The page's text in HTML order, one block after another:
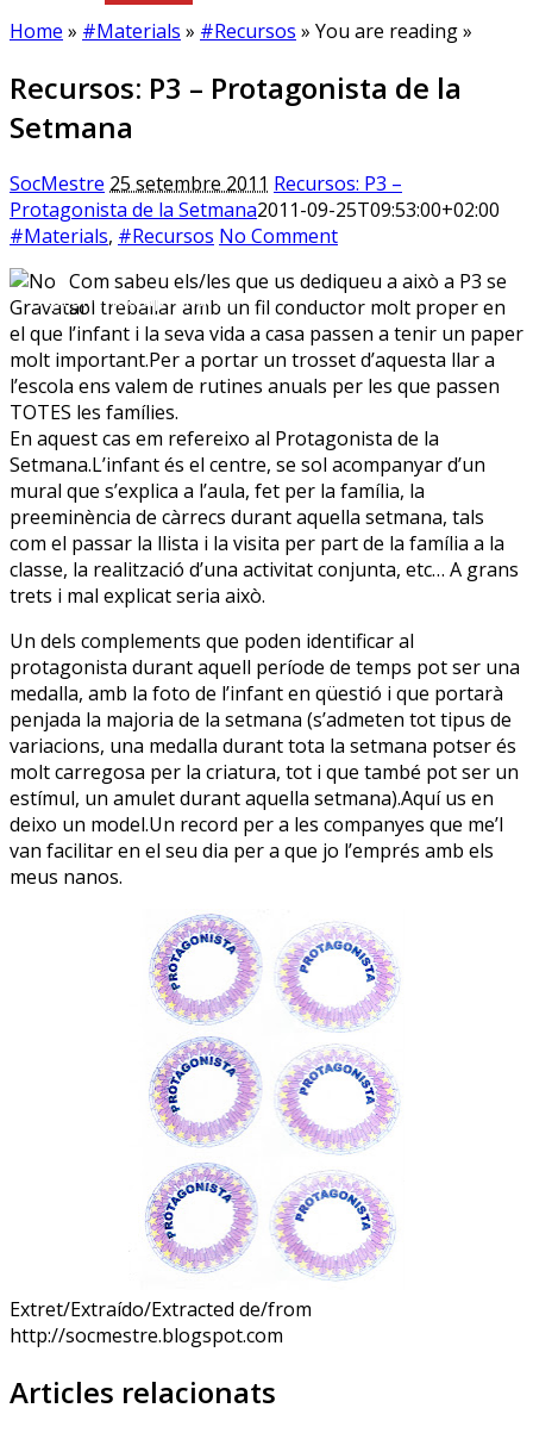
Sóc.Mestre
Aprenent a aprendre…
Home » #Materials » #Recursos » You are reading »
Recursos: P3 – Protagonista de la
Setmana
SocMestre 25 setembre 2011 Recursos: P3 –
Protagonista de la Setmana2011-09-25T09:53:00+02:00
#Materials, #Recursos No Comment
Com sabeu els/les que us dediqueu a això a P3 se
sol treballar amb un fil conductor molt proper en
el que l’infant i la seva vida a casa passen a tenir un paper
molt important.Per a portar un trosset d’aquesta llar a
l’escola ens valem de rutines anuals per les que passen
TOTES les famílies.
En aquest cas em refereixo al Protagonista de la
Setmana.L’infant és el centre, se sol acompanyar d’un
mural que s’explica a l’aula, fet per la família, la
preeminència de càrrecs durant aquella setmana, tals
com el passar la llista i la visita per part de la família a la
classe, la realització d’una activitat conjunta, etc… A grans
trets i mal explicat seria això.
Un dels complements que poden identificar al
protagonista durant aquell període de temps pot ser una
medalla, amb la foto de l’infant en qüestió i que portarà
penjada la majoria de la setmana (s’admeten tot tipus de
variacions, una medalla durant tota la setmana potser és
molt carregosa per la criatura, tot i que també pot ser un
estímul, un amulet durant aquella setmana).Aquí us en
deixo un model.Un record per a les companyes que me’l
van facilitar en el seu dia per a que jo l’emprés amb els
meus nanos.
Extret/Extraído/Extracted de/from
http://socmestre.blogspot.com
Articles relacionats